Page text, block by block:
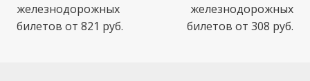
железнодорожных
билетов от 821 руб.
железнодорожных
билетов от 308 руб.